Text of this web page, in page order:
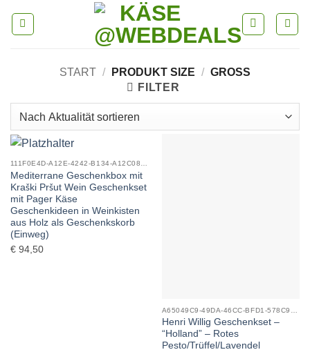
START / PRODUKT SIZE / GROSS
FILTER
Mediterrane Geschenkbox mit
Kraški Pršut Wein Geschenkset
mit Pager Käse
Geschenkideen in Weinkisten
aus Holz als Geschenkskorb
(Einweg)
€94,50
Henri Willig Geschenkset –
“Holland” – Rotes
Pesto/Trüffel/Lavendel